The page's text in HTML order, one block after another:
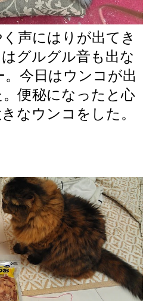
声にはりが出てき
グルグル音も出な
。今日はウンコが出
便秘になったと心
なウンコをした。